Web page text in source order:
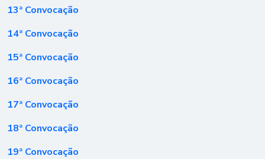
13ª Convocação
14ª Convocação
15ª Convocação
16ª Convocação
17ª Convocação
18ª Convocação
19ª Convocação